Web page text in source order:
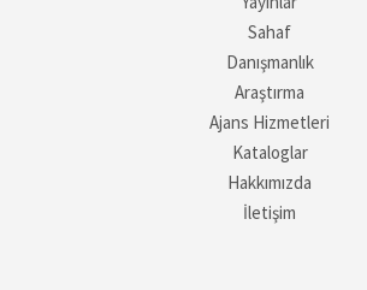
Sahaf
Danışmanlık
Araştırma
Ajans Hizmetleri
Kataloglar
Hakkımızda
İletişim